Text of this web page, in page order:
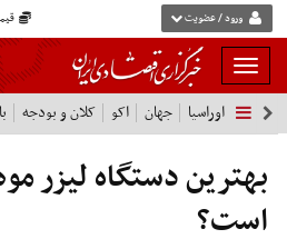
ورود / عضویت
بار
و
بسته
نمودن
فهرست
اوراسیا جهان اکو کلان و بودجه
بهترین دستگاه لیزر
است؟